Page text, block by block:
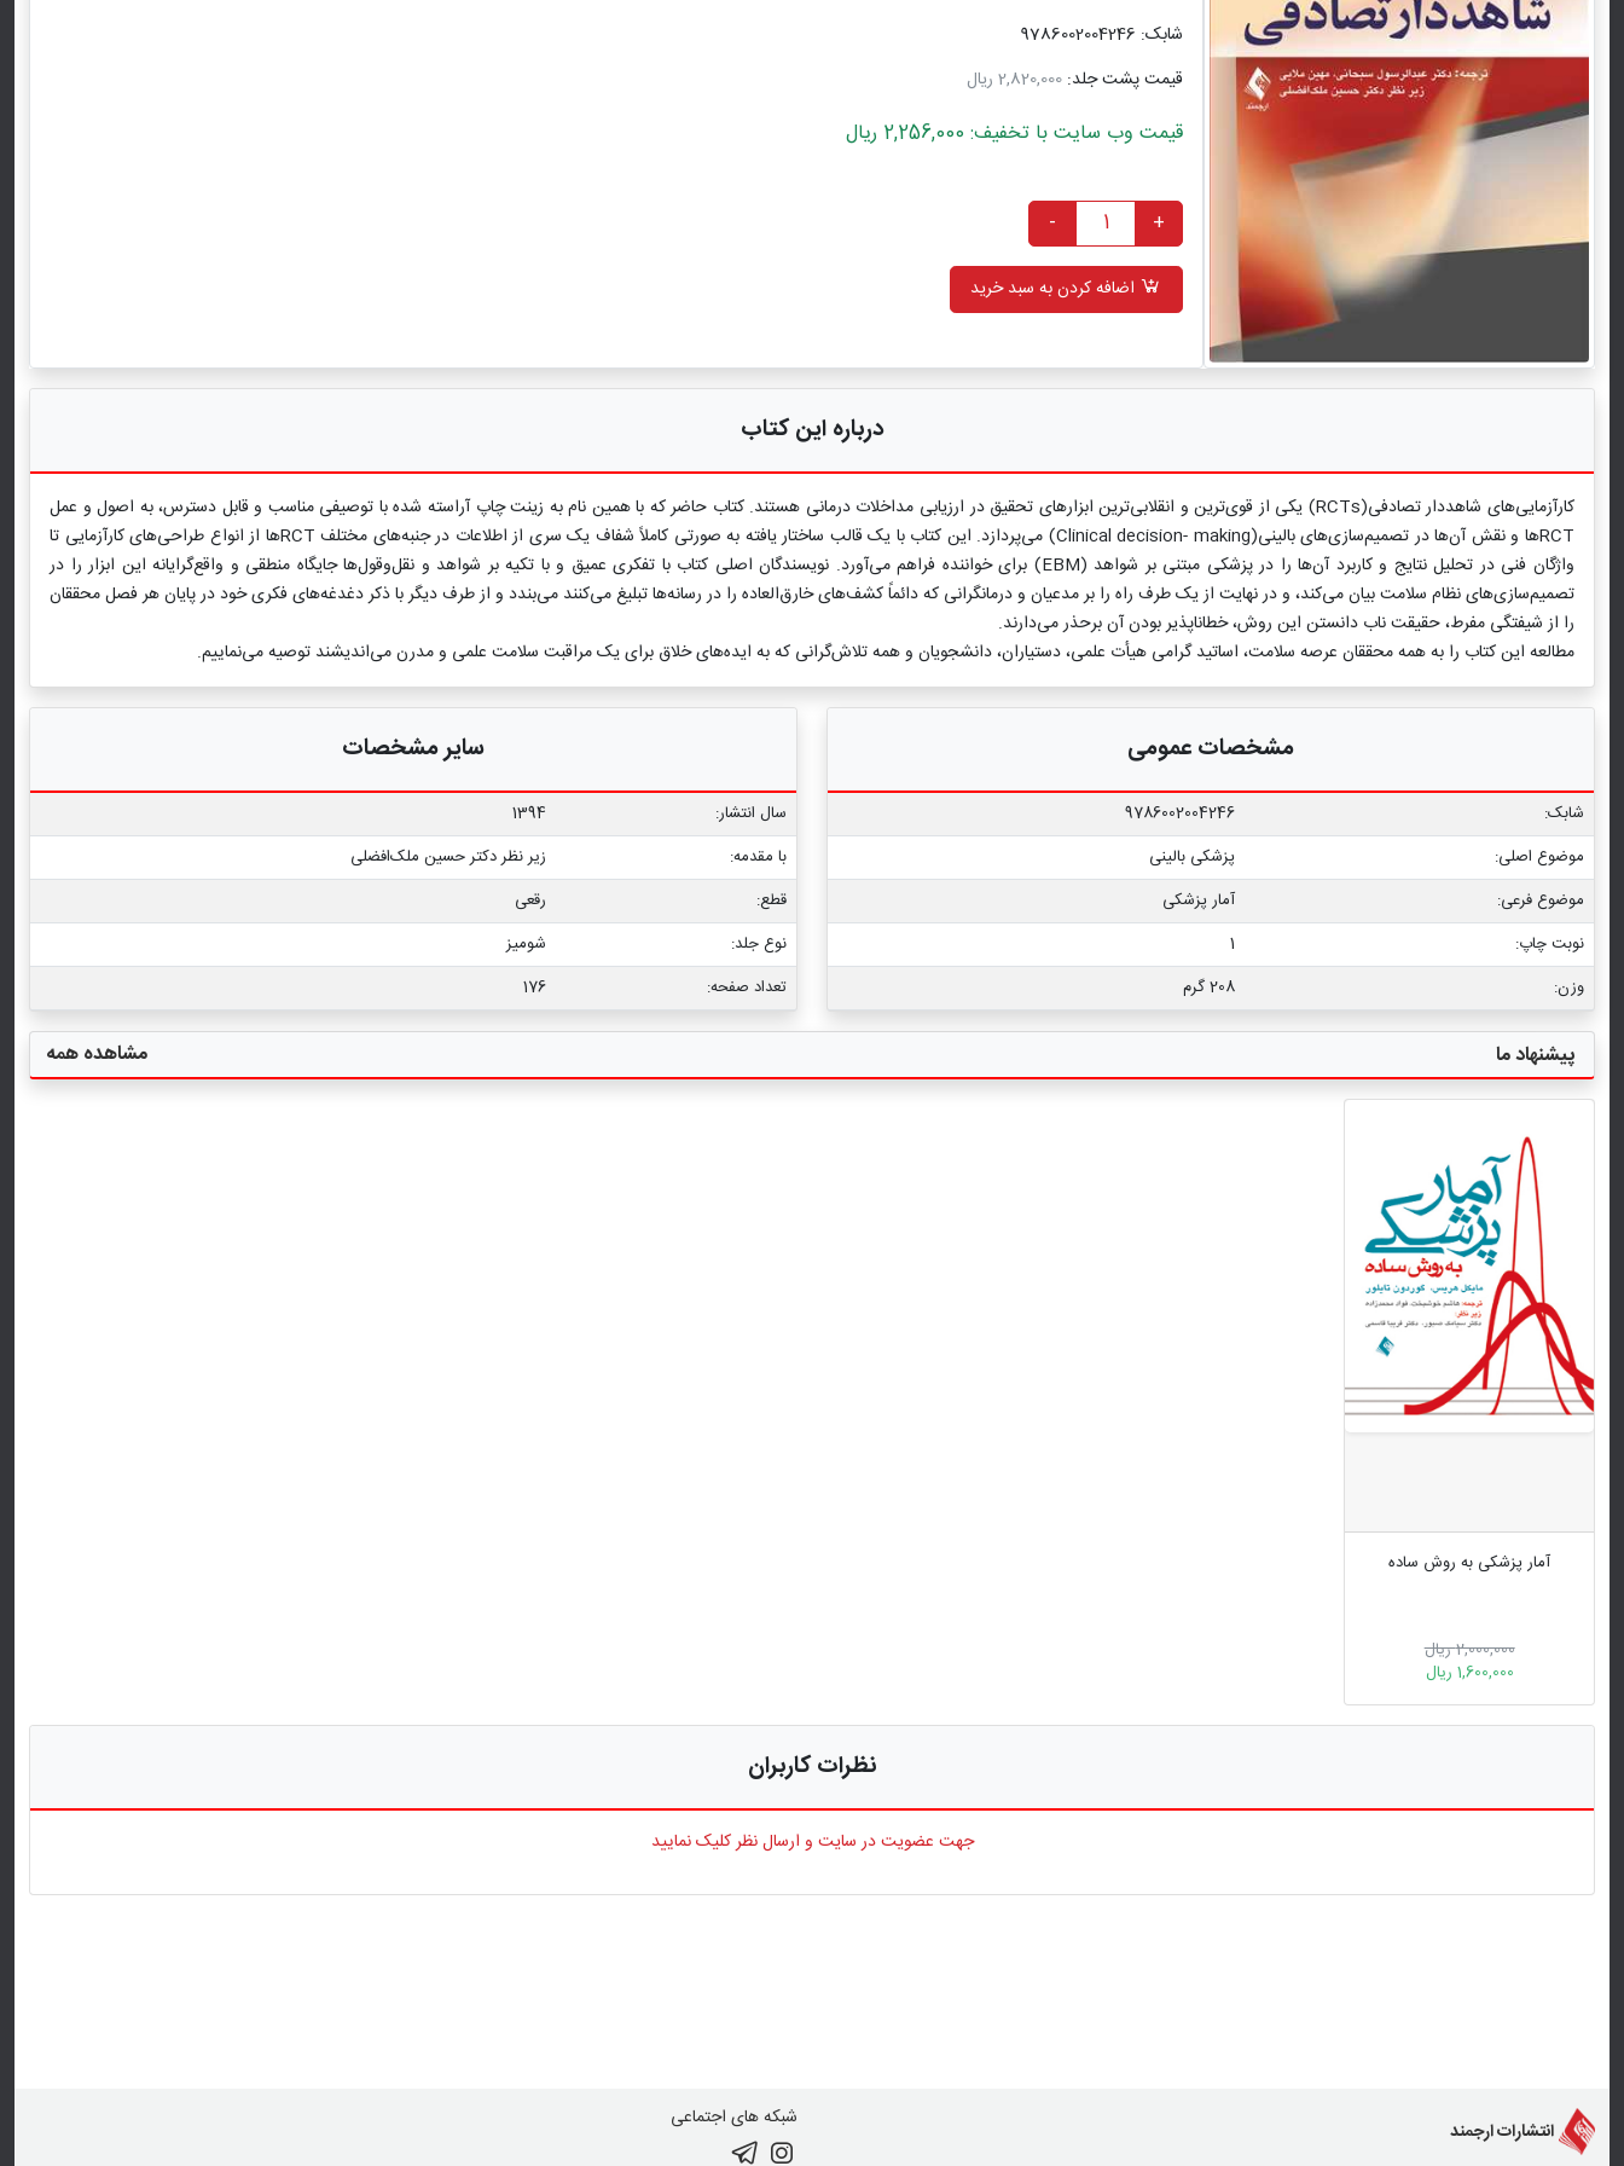
شابک: 9786002004246
قیمت پشت جلد: 2,820,000 ریال
قیمت وب سایت با تخفیف: 2,256,000 ریال
+
-
اضافه کردن به سبد خرید
درباره این کتاب
کارآزمایی‌های شاهددار تصادفی(RCTs) یکی از قوی‌ترین و انقلابی‌ترین ابزارهای تحقیق در ارزیابی مداخلات درمانی هستند. کتاب حاضر که با همین نام به زینت چاپ آراسته شده با توصیفی مناسب و قابل دسترس، به اصول و عمل
RCTها و نقش آن‌ها در تصمیم‌سازی‌های بالینی(Clinical decision- making) می‌پردازد. این کتاب با یک قالب ساختار یافته به صورتی کاملاً شفاف یک سری از اطلاعات در جنبه‌های مختلف RCTها از انواع طراحی‌های کارآزمایی تا
واژگان فنی در تحلیل نتایج و کاربرد آن‌ها را در پزشکی مبتنی بر شواهد (EBM) برای خواننده فراهم می‌آورد. نویسندگان اصلی کتاب با تفکری عمیق و با تکیه بر شواهد و نقل‌وقول‌ها جایگاه منطقی و واقع‌گرایانه این ابزار را در
تصمیم‌سازی‌های نظام سلامت بیان می‌کند، و در نهایت از یک طرف راه را بر مدعیان و درمانگرانی که دائماً کشف‌های خارق‌العاده را در رسانه‌ها تبلیغ می‌کنند می‌بندد و از طرف دیگر با ذکر دغدغه‌های فکری خود در پایان هر فصل محققان
را از شیفتگی مفرط، حقیقت ناب دانستن این روش، خطاناپذیر بودن آن برحذر می‌دارند.
مطالعه این کتاب را به همه محققان عرصه سلامت، اساتید گرامی هیأت علمی، دستیاران، دانشجویان و همه تلاش‌گرانی که به ایده‌های خلاق برای یک مراقبت سلامت علمی و مدرن می‌اندیشند توصیه می‌نماییم.
مشخصات عمومی
شابک:
9786002004246
موضوع اصلی:
پزشکی بالینی
موضوع فرعی:
آمار پزشکی
نوبت چاپ:
1
وزن:
208 گرم
سایر مشخصات
سال انتشار:
1394
با مقدمه:
زیر نظر دکتر حسین ملک‌افضلی
قطع:
رقعی
نوع جلد:
شومیز
تعداد صفحه:
176
پیشنهاد ما مشاهده همه
آمار پزشکی به روش ساده
2,000,000 ریال
1,600,000 ریال
نظرات کاربران
جهت عضویت در سایت و ارسال نظر کلیک نمایید
انتشارات ارجمند شبکه های اجتماعی